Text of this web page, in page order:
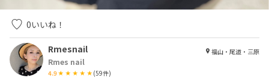
0いいね！
Rmesnail
Rmes nail
4.9 (59件)
福山・尾道・三原